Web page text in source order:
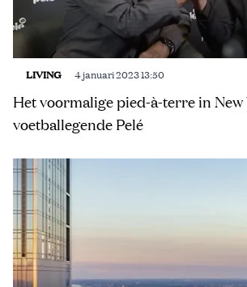
LIVING 4 januari 2023 13:50
Het voormalige pied-à-terre in
voetballegende Pelé